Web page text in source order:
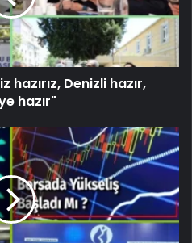
hazırız, Denizli hazır,
hazır"